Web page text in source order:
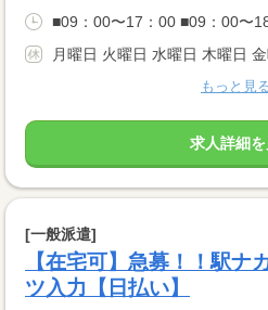
■09：00〜17：00 ■09：00〜
月曜日 火曜日 水曜日 木曜日
もっと見
求人詳細
[一般派遣]
【在宅可】急募！！駅ナ
ツ入力【日払い】